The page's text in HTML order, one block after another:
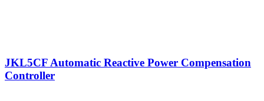
JKL5CF Automatic Reactive Power Compensation
Controller